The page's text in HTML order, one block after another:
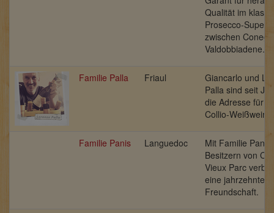
Qualität im
Prosecco-
zwischen
Valdobbiadene.
Familie Palla Friaul
Giancarlo und
Palla sind seit
die Adresse für
Collio-Weißweine.
Familie Panis Languedoc
Mit Familie
Besitzern von
Vieux Parc
eine
Freundschaft.